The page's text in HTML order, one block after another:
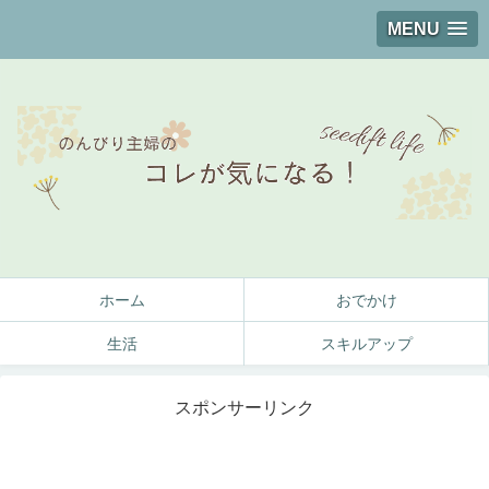
MENU
ホーム おでかけ
生活 スキルアップ
スポンサーリンク